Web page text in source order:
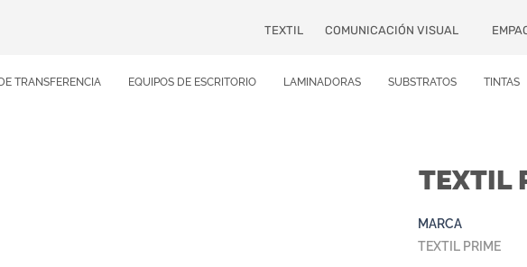
TEXTIL COMUNICACIÓN VISUAL
TRANSFERENCIA EQUIPOS DE ESCRITORIO LAMINADORAS SUBSTRATOS TINTAS
TEXTIL
MARCA
TEXTIL PRIME